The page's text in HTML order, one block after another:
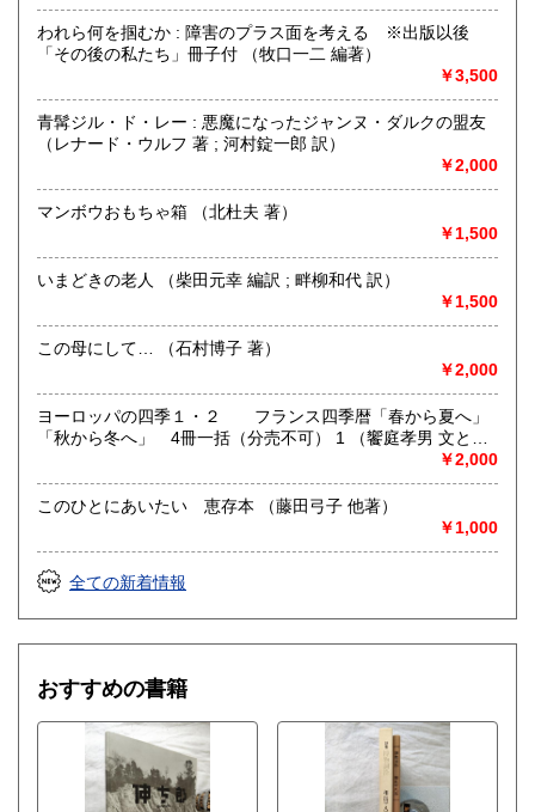
書籍の買取について
https://www.kuragebunko.com/
にお問合せ下さい。
取り扱い分野
哲学宗教、歴史、美術工芸、近代文献、趣味、古書一般（そ
われら何を掴むか : 障害のプラス面を考える ※出版以後
「その後の私たち」冊子付 （牧口一二 編著）
￥3,500
青髯ジル・ド・レー : 悪魔になったジャンヌ・ダルクの盟友
（レナード・ウルフ 著 ; 河村錠一郎 訳）
￥2,000
マンボウおもちゃ箱 （北杜夫 著）
￥1,500
いまどきの老人 （柴田元幸 編訳 ; 畔柳和代 訳）
￥1,500
この母にして… （石村博子 著）
￥2,000
ヨーロッパの四季１・２ フランス四季暦「春から夏へ」
「秋から冬へ」 4冊一括（分売不可） 1 （饗庭孝男 文と写
￥2,000
このひとにあいたい 恵存本 （藤田弓子 他著）
￥1,000
全ての新着情報
おすすめの書籍